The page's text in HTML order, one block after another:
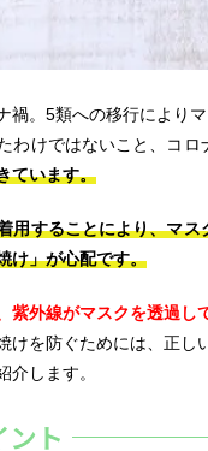
禍。5類への移行により
わけではないこと、コ
ています。
用することにより、マ
け」が心配です。
紫外線がマスクを透過し
けを防ぐためには、正し
介します。